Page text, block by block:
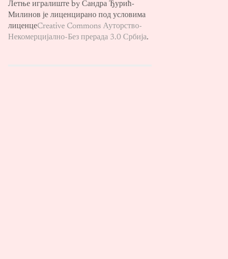
Летње игралиште by Сандра Ђурић-
Милинов је лиценцирано под условима
лиценцеCreative Commons Ауторство-
Некомерцијално-Без прерада 3.0 Србија.